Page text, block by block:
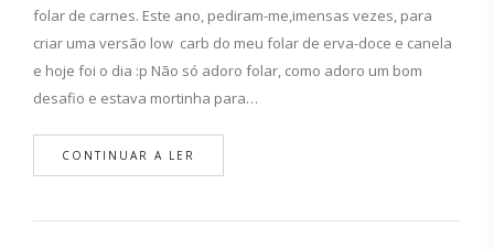
folar de carnes. Este ano, pediram-me,imensas vezes, para
criar uma versão low carb do meu folar de erva-doce e canela
e hoje foi o dia :p Não só adoro folar, como adoro um bom
desafio e estava mortinha para…
CONTINUAR A LER